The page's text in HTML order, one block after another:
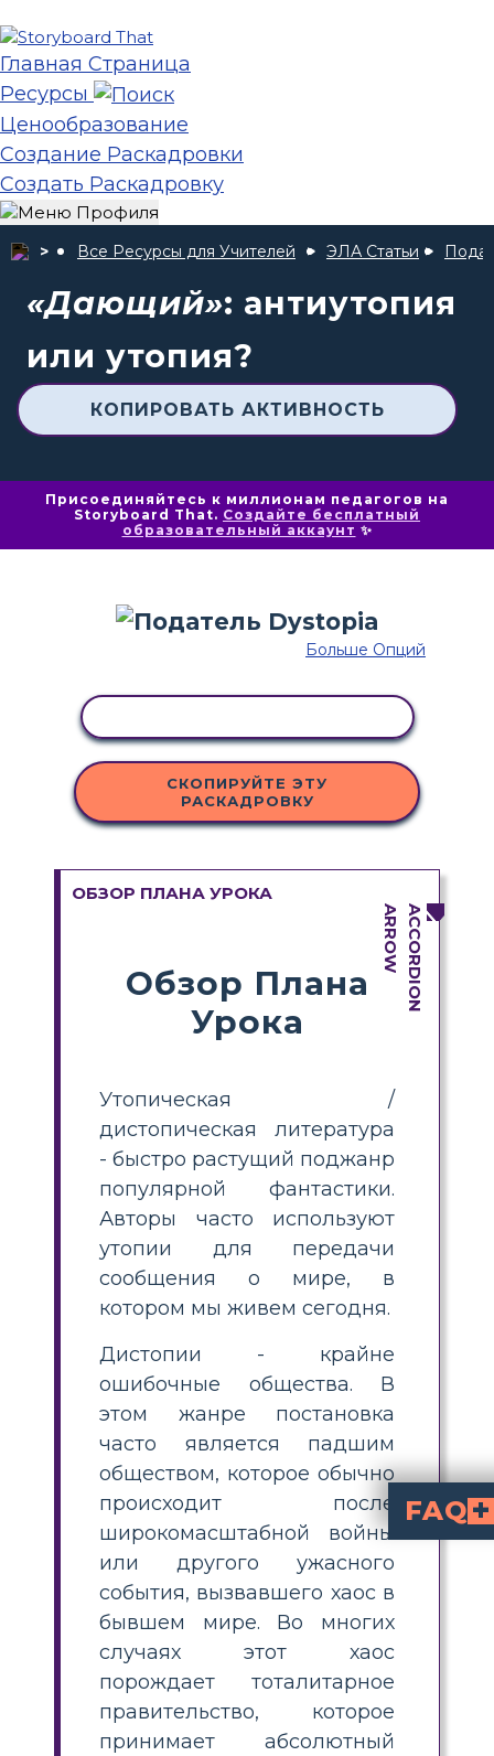
Главная Страница
Ресурсы
Ценообразование
Создание Раскадровки
Создать Раскадровку
Все Ресурсы для Учителей ЭЛА Статьи
«Дающий»: антиутопия
или утопия?
КОПИРОВАТЬ АКТИВНОСТЬ
Присоединяйтесь к миллионам педагогов на
Storyboard That. Создайте бесплатный
образовательный аккаунт ✨
Больше Опций
СКОПИРУЙТЕ ЭТУ
РАСКАДРОВКУ
ОБЗОР ПЛАНА УРОКА
Обзор Плана
Урока
Утопическая /
дистопическая литература
- быстро растущий поджанр
популярной фантастики.
Авторы часто используют
утопии для передачи
сообщения о мире, в
котором мы живем сегодня.
Дистопии - крайне
ошибочные общества. В
этом жанре постановка
часто является падшим
обществом, которое обычно
происходит после
широкомасштабной войны
или другого ужасного
события, вызвавшего хаос в
бывшем мире. Во многих
случаях этот хаос
порождает тоталитарное
правительство, которое
принимает абсолютный
FAQ